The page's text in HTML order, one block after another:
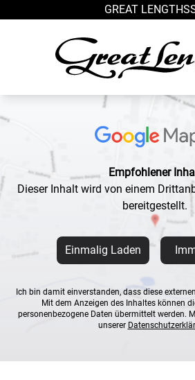
GREAT LENGTHS
Empfohlener
Dieser Inhalt wird von einem
bereitgestellt.
Einmalig Laden
Ich bin damit einverstanden, dass diese
Mit dem Anzeigen des Inhaltes können
personenbezogene Daten übermittelt werden.
unserer